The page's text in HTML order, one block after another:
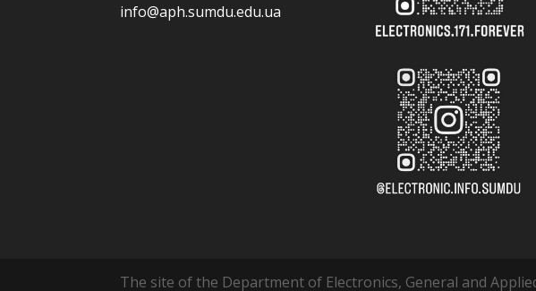
info@aph.sumdu.edu.ua
The site of the Department of Electronics, General and